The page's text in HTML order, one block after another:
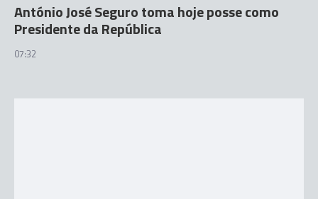
António José Seguro toma hoje posse como
Presidente da República
07:32